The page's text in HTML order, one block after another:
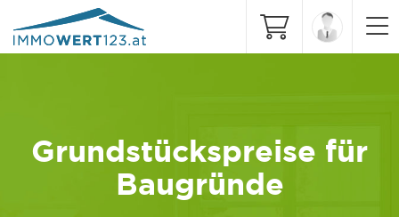
Grundstückspreise für
Baugründe